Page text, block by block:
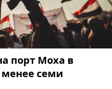
порт Моха в
семи